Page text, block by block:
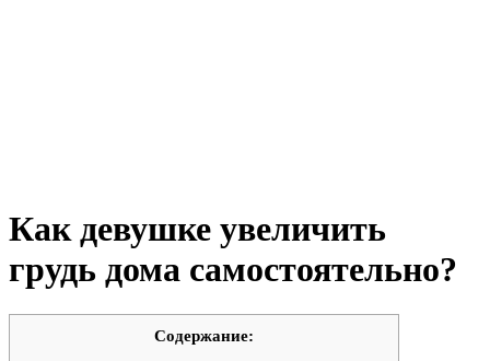
Как девушке увеличить
грудь дома самостоятельно?
Cодержание: